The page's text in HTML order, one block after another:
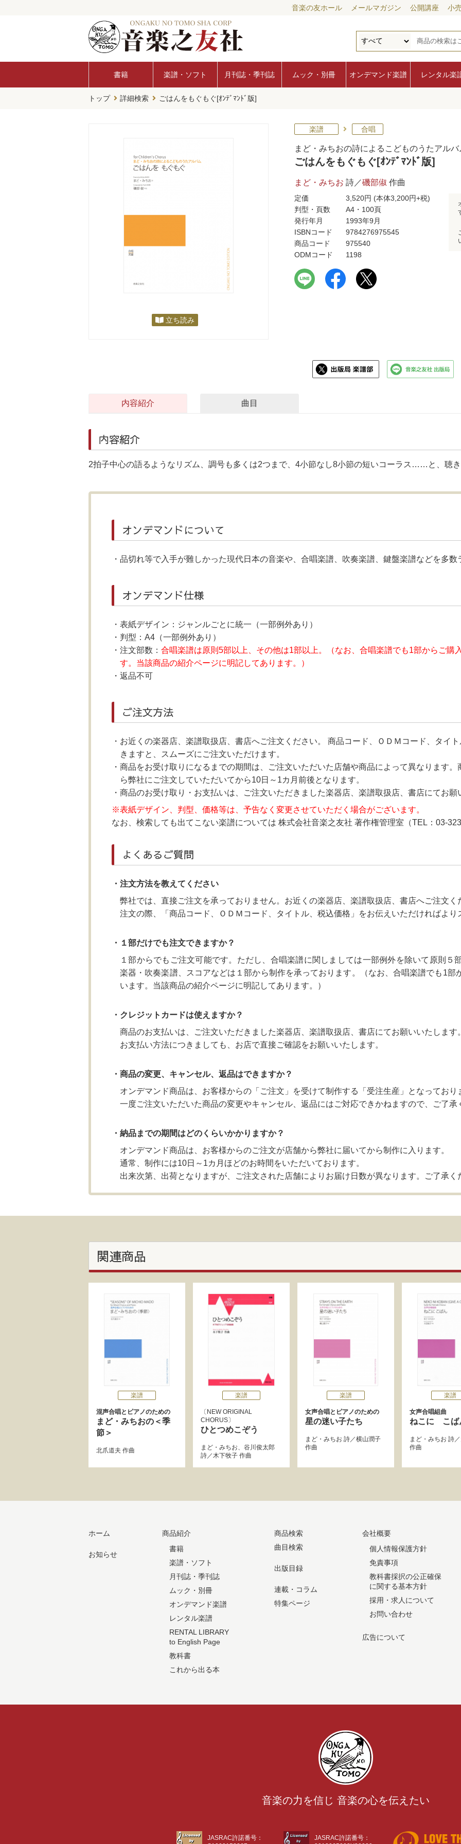
音楽の友ホール メールマガジン 公開講座 小
書籍 楽譜・ソフト 月刊誌・季刊誌 ムック・別冊 オンデマンド楽譜 レンタル楽
トップ 詳細検索 ごはんをもぐもぐ[ｵﾝﾃﾞﾏﾝﾄﾞ版]
立ち読み
楽譜 合唱
まど・みちおの詩によるこどものうたアルバ
ごはんをもぐもぐ[ｵﾝﾃﾞﾏﾝﾄﾞ版]
まど・みちお 詩／磯部俶 作曲
定価 3,520円 (本体3,200円+税)
判型・頁数
A4・100頁
発行年月
1993年9月
ISBNコード
9784276975545
商品コード
975540
ODMコード
1198
内容紹介 曲目
内容紹介
2拍子中心の語るようなリズム、調号も多くは2つまで、4小節なし8小節の短いコーラス……と、聴
オンデマンドについて
品切れ等で入手が難しかった現代日本の音楽や、合唱楽譜、吹奏楽譜、鍵盤楽譜などを多数
オンデマンド仕様
表紙デザイン：ジャンルごとに統一（一部例外あり）
判型：A4（一部例外あり）
注文部数： 合唱楽譜は原則5部以上、その他は1部以上。（なお、合唱楽譜でも1部からご購
す。当該商品の紹介ページに明記してあります。）
返品不可
ご注文方法
お近くの楽器店、楽譜取扱店、書店へご注文ください。 商品コード、ＯＤＭコード、タイ
きますと、スムーズにご注文いただけます。
商品をお受け取りになるまでの期間は、ご注文いただいた店舗や商品によって異なります
ら弊社にご注文していただいてから10日～1カ月前後となります。
商品のお受け取り・お支払いは、ご注文いただきました楽器店、楽譜取扱店、書店にてお願
※表紙デザイン、判型、価格等は、予告なく変更させていただく場合がございます。
なお、検索しても出てこない楽譜については 株式会社音楽之友社 著作権管理室（TEL：03-
よくあるご質問
・注文方法を教えてください
弊社では、直接ご注文を承っておりません。お近くの楽器店、楽譜取扱店、書店へご注文く
注文の際、「商品コード、ＯＤＭコード、タイトル、税込価格」をお伝えいただければより
・１部だけでも注文できますか？
１部からでもご注文可能です。ただし、合唱楽譜に関しましては一部例外を除いて原則５
楽器・吹奏楽譜、スコアなどは１部から制作を承っております。（なお、合唱楽譜でも1部
います。当該商品の紹介ページに明記してあります。）
・クレジットカードは使えますか？
商品のお支払いは、ご注文いただきました楽器店、楽譜取扱店、書店にてお願いいたします
お支払い方法につきましても、お店で直接ご確認をお願いいたします。
・商品の変更、キャンセル、返品はできますか？
オンデマンド商品は、お客様からの「ご注文」を受けて制作する「受注生産」となっており
一度ご注文いただいた商品の変更やキャンセル、返品にはご対応できかねますので、ご了承
・納品までの期間はどのくらいかかりますか？
オンデマンド商品は、お客様からのご注文が店舗から弊社に届いてから制作に入ります。
通常、制作には10日～1カ月ほどのお時間をいただいております。
出来次第、出荷となりますが、ご注文された店舗によりお届け日数が異なります。ご了承く
関連商品
楽譜
混声合唱とピアノのための
まど・みちおの＜季
節＞
北爪道夫 作曲
楽譜
NEW ORIGINAL
CHORUS
ひとつめこぞう
まど・みちお、 谷川俊太郎
詩／木下牧子 作曲
楽譜
女声合唱とピアノのための
星の迷い子たち
まど・みちお 詩／横山潤子
作曲
楽譜
女声合唱組曲
ねこに こば
まど・みちお 詩／
作曲
ホーム
お知らせ
商品紹介
書籍
楽譜・ソフト
月刊誌・季刊誌
ムック・別冊
オンデマンド楽譜
レンタル楽譜
RENTAL LIBRARY
to English Page
教科書
これから出る本
商品検索
曲目検索
出版目録
連載・コラム
特集ページ
会社概要
個人情報保護方針
免責事項
教科書採択の公正確保
に関する基本方針
採用・求人について
お問い合わせ
広告について
音楽の力を信じ 音楽の心を伝えたい
JASRAC許諾番号：
JASRAC許諾番号：